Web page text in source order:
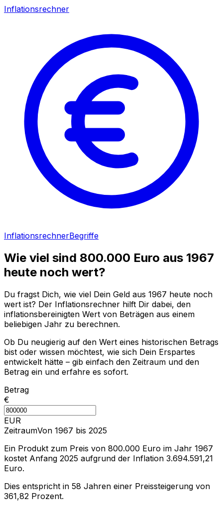
Inflationsrechner
InflationsrechnerBegriffe
Wie viel sind 800.000 Euro aus 1967
heute noch wert?
Du fragst Dich, wie viel Dein Geld aus 1967 heute noch
wert ist? Der Inflationsrechner hilft Dir dabei, den
inflationsbereinigten Wert von Beträgen aus einem
beliebigen Jahr zu berechnen.
Ob Du neugierig auf den Wert eines historischen Betrags
bist oder wissen möchtest, wie sich Dein Erspartes
entwickelt hätte – gib einfach den Zeitraum und den
Betrag ein und erfahre es sofort.
Betrag
€
EUR
ZeitraumVon 1967 bis 2025
Ein Produkt zum Preis von 800.000 Euro im Jahr 1967
kostet Anfang 2025 aufgrund der Inflation 3.694.591,21
Euro.
Dies entspricht in 58 Jahren einer Preissteigerung von
361,82 Prozent.